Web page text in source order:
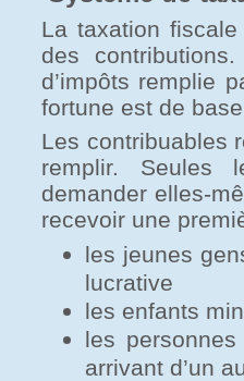
La taxation
des
d’impôts remplie
fortune est de
Les contribuables
remplir. Seules
demander elles-
recevoir une
les jeunes
lucrative
les enfants
les
arrivant d’un